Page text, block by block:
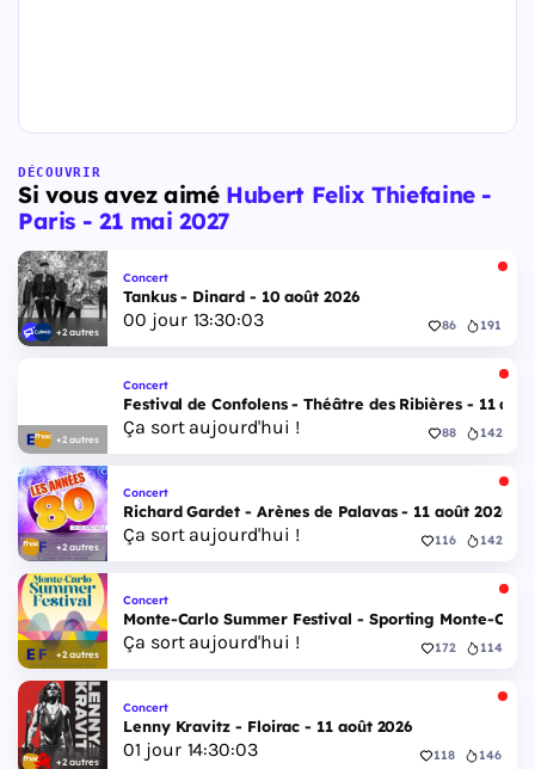
DÉCOUVRIR
Si vous avez aimé Hubert Felix Thiefaine -
Paris - 21 mai 2027
+2 autres
Concert
Tankus - Dinard - 10 août 2026
00 jour 13:30:02 86 191
+2 autres
Concert
Festival de Confolens - Théâtre des Ribières - 11
Ça sort aujourd'hui ! 88 142
+2 autres
Concert
Richard Gardet - Arènes de Palavas - 11 août 2026
Ça sort aujourd'hui ! 116 142
+2 autres
Concert
Monte-Carlo Summer Festival - Sporting Monte-
Ça sort aujourd'hui ! 172 114
+2 autres
Concert
Lenny Kravitz - Floirac - 11 août 2026
01 jour 14:30:02 118 146